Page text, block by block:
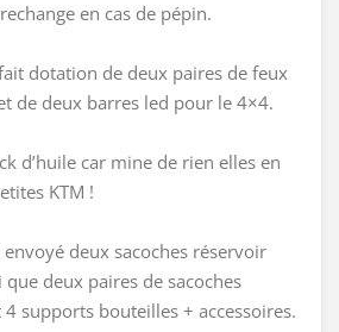
en cas de pépin.
dotation de deux paires de feux
de deux barres led pour le 4×4.
d’huile car mine de rien elles en
KTM !
envoyé deux sacoches réservoir
deux paires de sacoches
supports bouteilles + accessoires.